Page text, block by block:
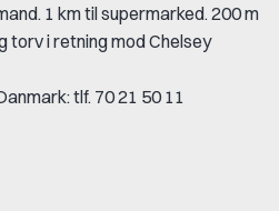
1 km til supermarked. 200 m
i retning mod Chelsey
tlf. 70 21 50 11